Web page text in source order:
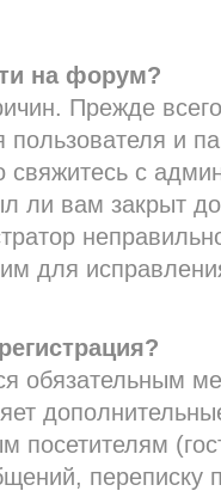
на форум?
Прежде
пользователя и
свяжитесь с
ли вам закрыт
для
обязательным
посетителям
переписку